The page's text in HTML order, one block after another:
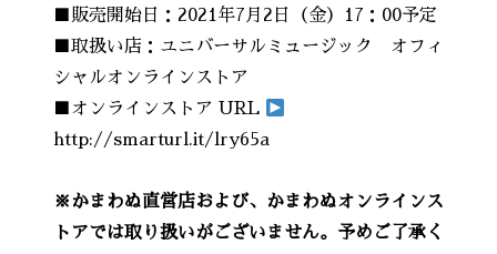
■販売開始日：2021年7月2日（金）17：00予定
■取扱い店：ユニバーサルミュージック オフィ
シャルオンラインストア
■オンラインストア URL
http://smarturl.it/lry65a
※かまわぬ直営店および、かまわぬオンラインス
トアでは取り扱いがございません。予めご了承く